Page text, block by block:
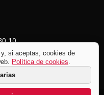
10
si aceptas, cookies de
Política de cookies.